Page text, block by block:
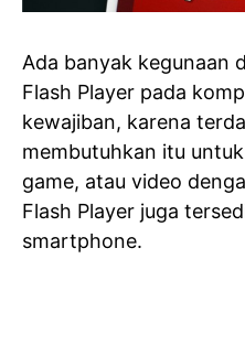
Ada banyak kegunaan
Flash Player pada
kewajiban, karena
membutuhkan itu
game, atau video
Flash Player juga
smartphone.